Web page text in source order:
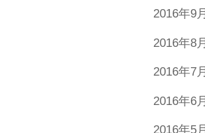
2016年9月
2016年8月
2016年7月
2016年6月
2016年5月